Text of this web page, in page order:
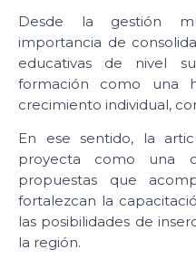
Desde la gestión
importancia de
educativas de nivel
formación como una
crecimiento individual,
En ese sentido, la
proyecta como una
propuestas que
fortalezcan la
las posibilidades de
la región.